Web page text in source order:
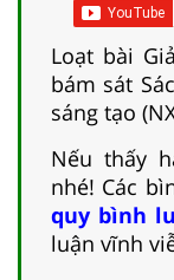
Loạt bài
bám sát
sáng tạo
Nếu thấy
nhé! Các
quy bình
luận vĩnh